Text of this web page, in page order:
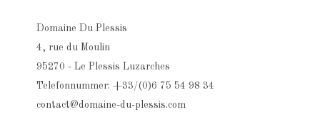
Domaine Du Plessis
4, rue du Moulin
95270 - Le Plessis Luzarches
Telefonnummer: +33/(0)6 75 54 98 34
contact@domaine-du-plessis.com